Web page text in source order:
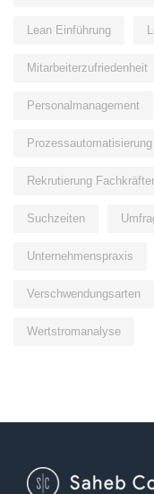
Lean Einführung
Mitarbeiterzufriedenheit
Personalmanagement
Prozessautomatisierung
Rekrutierung
Suchzeiten
Unternehmenspraxis
Verschwendungsarten
Wertstromanalyse